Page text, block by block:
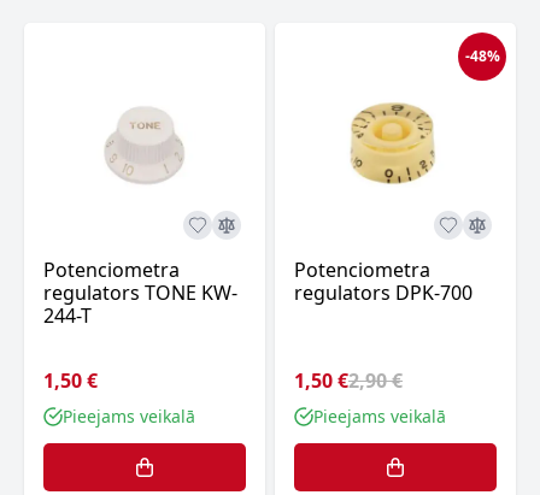
Potenciometra
regulators TONE KW-
244-T
1,50 €
Pieejams veikalā
-48%
Potenciometra
regulators DPK-700
1,50 €2,90 €
Pieejams veikalā